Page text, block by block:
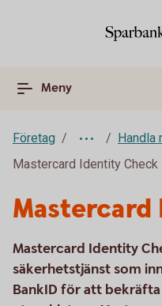
Meny
Företag
Handla
Mastercard Identity Check
Mastercard Identity
säkerhetstjänst som
BankID för att